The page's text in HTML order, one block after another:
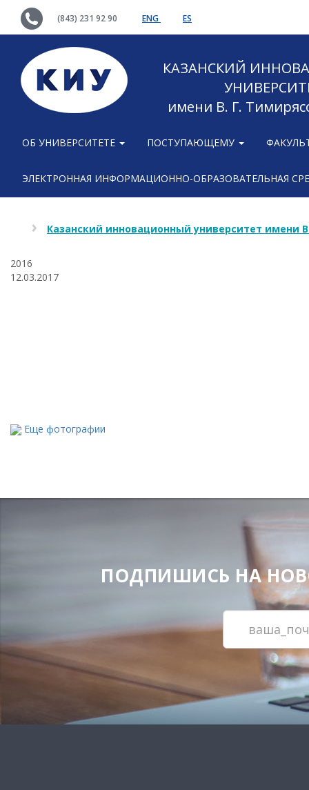
(843) 231 92 90 ENG ES
КАЗАНСКИЙ
имени В. Г.
ОБ УНИВЕРСИТЕТЕ ПОСТУПАЮЩЕМУ
ЭЛЕКТРОННАЯ ИНФОРМАЦИОННО-ОБРАЗОВАТЕЛЬНАЯ
Казанский инновационный университет имени
2016
12.03.2017
Еще фотографии
ПОДПИШИСЬ НА